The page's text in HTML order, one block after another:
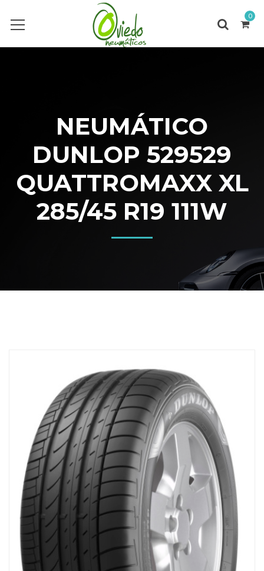
0
NEUMÁTICO
DUNLOP 529529
QUATTROMAXX XL
285/45 R19 111W